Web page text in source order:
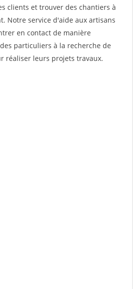
clients et trouver des chantiers à
Notre service d'aide aux artisans
en contact de manière
particuliers à la recherche de
réaliser leurs projets travaux.